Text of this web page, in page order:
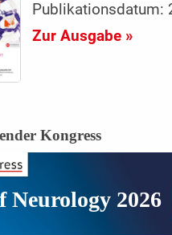
Publikationsdatum:
Zur Ausgabe »
Kongress
Neurology 2026